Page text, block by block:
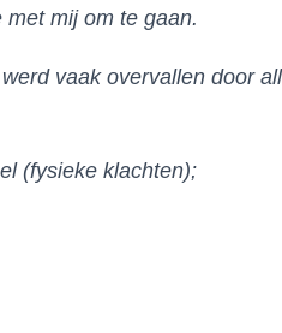
mij om te gaan.
vaak overvallen door
(fysieke klachten);